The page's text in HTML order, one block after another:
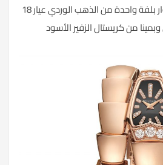
ساعة سيربنتي مع سوار بلفة واحدة من الذهب الوردي عيار 18
من كريستال الزفير الأسود